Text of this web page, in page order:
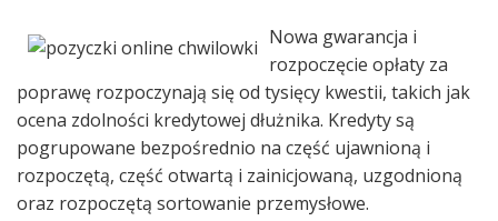
Nowa gwarancja i
rozpoczęcie opłaty za
poprawę rozpoczynają się od tysięcy kwestii, takich jak
ocena zdolności kredytowej dłużnika. Kredyty są
pogrupowane bezpośrednio na część ujawnioną i
rozpoczętą, część otwartą i zainicjowaną, uzgodnioną
oraz rozpoczętą sortowanie przemysłowe.